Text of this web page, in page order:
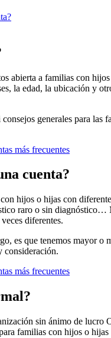
abierta a familias con
la edad, la ubicación y
generales para
más frecuentes
cuenta?
hijos o hijas con
raro o sin diagnóstico…
diferentes.
es que tenemos mayor
consideración.
más frecuentes
sin ánimo de
familias con hijos o